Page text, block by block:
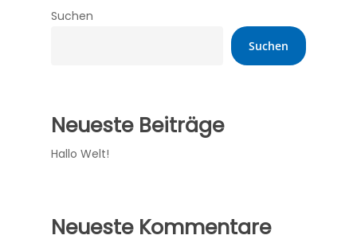
Suchen
Suchen
Neueste Beiträge
Hallo Welt!
Neueste Kommentare